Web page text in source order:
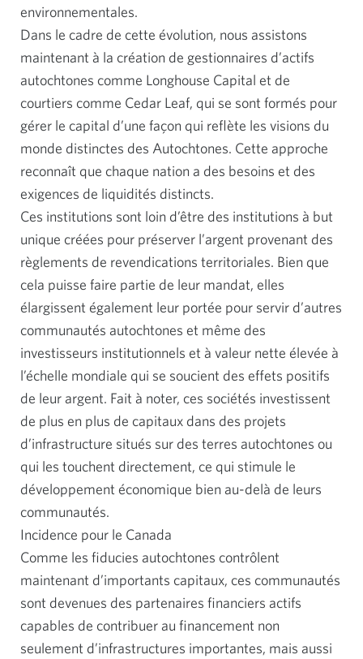
environnementales.
Dans le cadre de cette évolution, nous assistons
maintenant à la création de gestionnaires d’actifs
autochtones comme Longhouse Capital et de
courtiers comme Cedar Leaf, qui se sont formés pour
gérer le capital d’une façon qui reflète les visions du
monde distinctes des Autochtones. Cette approche
reconnaît que chaque nation a des besoins et des
exigences de liquidités distincts.
Ces institutions sont loin d’être des institutions à but
unique créées pour préserver l’argent provenant des
règlements de revendications territoriales. Bien que
cela puisse faire partie de leur mandat, elles
élargissent également leur portée pour servir d’autres
communautés autochtones et même des
investisseurs institutionnels et à valeur nette élevée à
l’échelle mondiale qui se soucient des effets positifs
de leur argent. Fait à noter, ces sociétés investissent
de plus en plus de capitaux dans des projets
d’infrastructure situés sur des terres autochtones ou
qui les touchent directement, ce qui stimule le
développement économique bien au-delà de leurs
communautés.
Incidence pour le Canada
Comme les fiducies autochtones contrôlent
maintenant d’importants capitaux, ces communautés
sont devenues des partenaires financiers actifs
capables de contribuer au financement non
seulement d’infrastructures importantes, mais aussi